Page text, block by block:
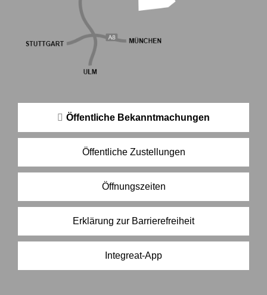
Öffentliche Bekanntmachungen
Öffentliche Zustellungen
Öffnungszeiten
Erklärung zur Barrierefreiheit
Integreat-App